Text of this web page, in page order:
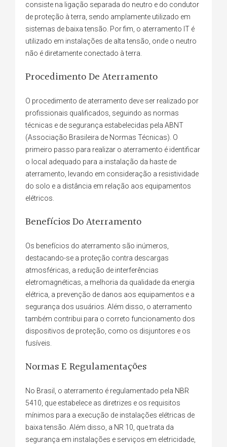
consiste na ligação separada do neutro e do condutor
de proteção à terra, sendo amplamente utilizado em
sistemas de baixa tensão. Por fim, o aterramento IT é
utilizado em instalações de alta tensão, onde o neutro
não é diretamente conectado à terra.
Procedimento De Aterramento
O procedimento de aterramento deve ser realizado por
profissionais qualificados, seguindo as normas
técnicas e de segurança estabelecidas pela ABNT
(Associação Brasileira de Normas Técnicas). O
primeiro passo para realizar o aterramento é identificar
o local adequado para a instalação da haste de
aterramento, levando em consideração a resistividade
do solo e a distância em relação aos equipamentos
elétricos.
Benefícios Do Aterramento
Os benefícios do aterramento são inúmeros,
destacando-se a proteção contra descargas
atmosféricas, a redução de interferências
eletromagnéticas, a melhoria da qualidade da energia
elétrica, a prevenção de danos aos equipamentos e a
segurança dos usuários. Além disso, o aterramento
também contribui para o correto funcionamento dos
dispositivos de proteção, como os disjuntores e os
fusíveis.
Normas E Regulamentações
No Brasil, o aterramento é regulamentado pela NBR
5410, que estabelece as diretrizes e os requisitos
mínimos para a execução de instalações elétricas de
baixa tensão. Além disso, a NR 10, que trata da
segurança em instalações e serviços em eletricidade,